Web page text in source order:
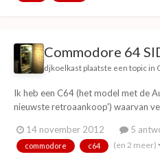
Commodore 64
djkoelkast plaatste een topic in
Ik heb een C64 (het model met de
nieuwste retroaankoop') waarvan
met telefoon dus verwacht er niet
(met andere problemen) en de de...
14 november 2012 5
commodore c64 (en 2 meer)